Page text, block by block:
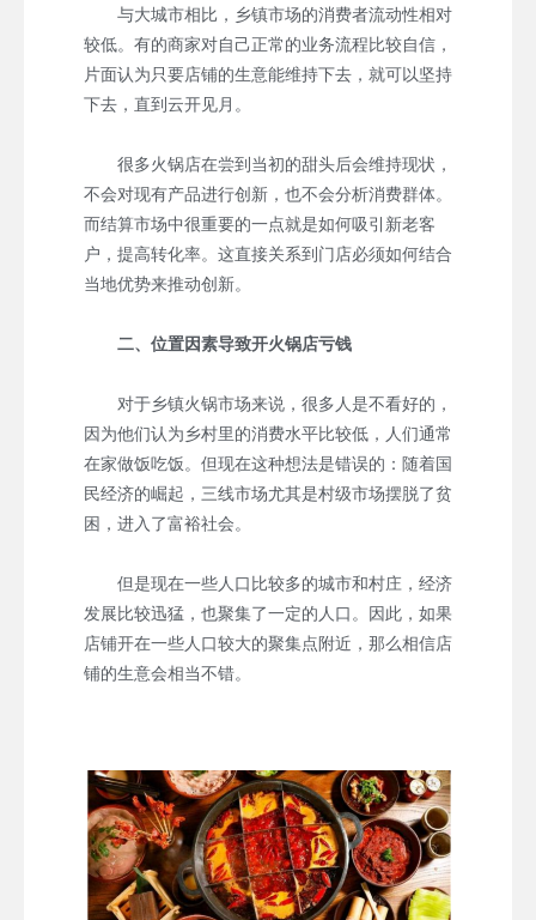
与大城市相比，乡镇市场的消费者流动性相对
较低。有的商家对自己正常的业务流程比较自信，
片面认为只要店铺的生意能维持下去，就可以坚持
下去，直到云开见月。
很多火锅店在尝到当初的甜头后会维持现状，
不会对现有产品进行创新，也不会分析消费群体。
而结算市场中很重要的一点就是如何吸引新老客
户，提高转化率。这直接关系到门店必须如何结合
当地优势来推动创新。
二、位置因素导致开火锅店亏钱
对于乡镇火锅市场来说，很多人是不看好的，
因为他们认为乡村里的消费水平比较低，人们通常
在家做饭吃饭。但现在这种想法是错误的：随着国
民经济的崛起，三线市场尤其是村级市场摆脱了贫
困，进入了富裕社会。
但是现在一些人口比较多的城市和村庄，经济
发展比较迅猛，也聚集了一定的人口。因此，如果
店铺开在一些人口较大的聚集点附近，那么相信店
铺的生意会相当不错。